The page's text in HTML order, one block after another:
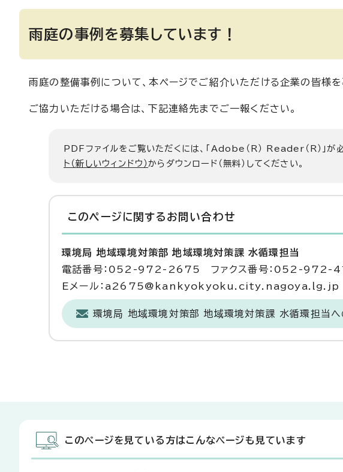
雨庭の事例を募集しています！
雨庭の整備事例について、本ページでご紹介いただける企業の皆様を
ご協力いただける場合は、下記連絡先までご一報ください。
PDFファイルをご覧いただくには、「Adobe（R） Reader（R）」が
ト（新しいウィンドウ）からダウンロード（無料）してください。
このページに関する お問い合わせ
環境局 地域環境対策部 地域環境対策課 水循環担当
電話番号：052-972-2675 ファクス番号：052-972-
Eメール：a2675@kankyokyoku.city.nagoya.lg.jp
環境局 地域環境対策部 地域環境対策課 水循環担当へ
このページを見ている方はこんなページも見ています